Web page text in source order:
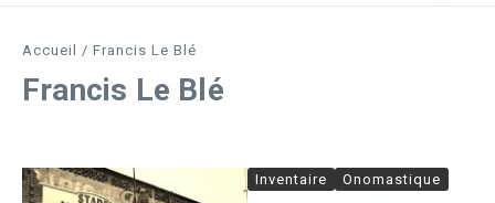
Accueil / Francis Le Blé
Francis Le Blé
Inventaire Onomastique